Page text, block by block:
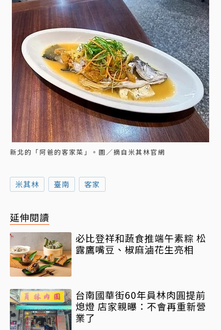
新北的「阿爸的客家菜」。圖／摘自米其林官網
米其林 臺南 客家
延伸閱讀
必比登祥和蔬食推端午素粽 松
露鷹嘴豆、椒麻滷花生亮相
台南國華街60年員林肉圓提前
熄燈 店家親曝：不會再重新營
業了